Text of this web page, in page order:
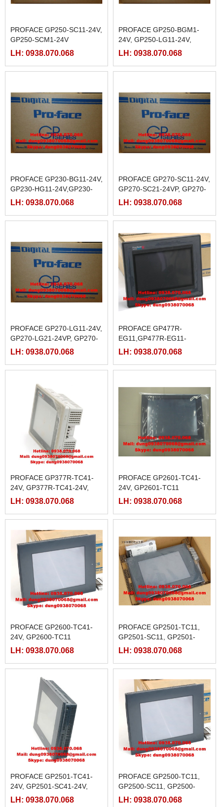
PROFACE GP250-SC11-24V,
GP250-SCM1-24V
LH: 0938.070.068
PROFACE GP250-BGM1-
24V, GP250-LG11-24V,
GP250-SC11-24V
LH: 0938.070.068
PROFACE GP230-BG11-24V,
GP230-HG11-24V,GP230-
LG11-24V,GP230-SC11-24V
LH: 0938.070.068
PROFACE GP270-SC11-24V,
GP270-SC21-24VP, GP270-
SC31-24V
LH: 0938.070.068
PROFACE GP270-LG11-24V,
GP270-LG21-24VP, GP270-
LG31-24V,
LH: 0938.070.068
PROFACE GP477R-
EG11,GP477R-EG11-
M,GP477R-EG41-
LH: 0938.070.068
PROFACE GP377R-TC41-
24V, GP377R-TC41-24V,
GP377R-TC11
LH: 0938.070.068
PROFACE GP2601-TC41-
24V, GP2601-TC11
LH: 0938.070.068
PROFACE GP2600-TC41-
24V, GP2600-TC11
LH: 0938.070.068
PROFACE GP2501-TC11,
GP2501-SC11, GP2501-
SC41
LH: 0938.070.068
PROFACE GP2501-TC41-
24V, GP2501-SC41-24V,
GP2501-LG41-24V
LH: 0938.070.068
PROFACE GP2500-TC11,
GP2500-SC11, GP2500-
TC41
LH: 0938.070.068